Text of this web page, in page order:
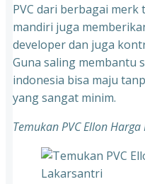
PVC dari berbagai
mandiri juga
developer dan juga
Guna saling membantu
indonesia bisa maju
yang sangat minim.
Temukan PVC Ellon